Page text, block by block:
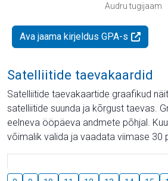
Audru tugijaam
Ava jaama kirjeldus GPA-s
Satelliitide taevakaardid
Satelliitide taevakaartide graafikud
satelliitide suunda ja kõrgust taevas.
eelneva ööpäeva andmete põhjal.
võimalik valida ja vaadata viimase 30